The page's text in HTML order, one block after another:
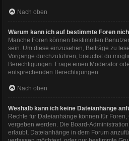
Nach oben
Warum kann ich auf bestimmte Foren
Manche Foren können bestimmten
sein. Um diese einzusehen, Beiträge zu
Vorgänge durchzuführen, brauchst du
Berechtigungen. Frage einen Moderator
entsprechenden Berechtigungen.
Nach oben
Weshalb kann ich keine Dateianhänge
Rechte für Dateianhänge können für
vergeben werden. Die Board-
erlaubt, Dateianhänge in dem Forum